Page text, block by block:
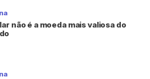
não é a moeda mais valiosa do